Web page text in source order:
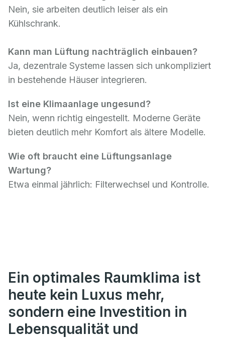
Nein, sie arbeiten deutlich leiser als ein
Kühlschrank.
Kann man Lüftung nachträglich einbauen?
Ja, dezentrale Systeme lassen sich unkompliziert
in bestehende Häuser integrieren.
Ist eine Klimaanlage ungesund?
Nein, wenn richtig eingestellt. Moderne Geräte
bieten deutlich mehr Komfort als ältere Modelle.
Wie oft braucht eine Lüftungsanlage
Wartung?
Etwa einmal jährlich: Filterwechsel und Kontrolle.
Ein optimales Raumklima ist
heute kein Luxus mehr,
sondern eine Investition in
Lebensqualität und